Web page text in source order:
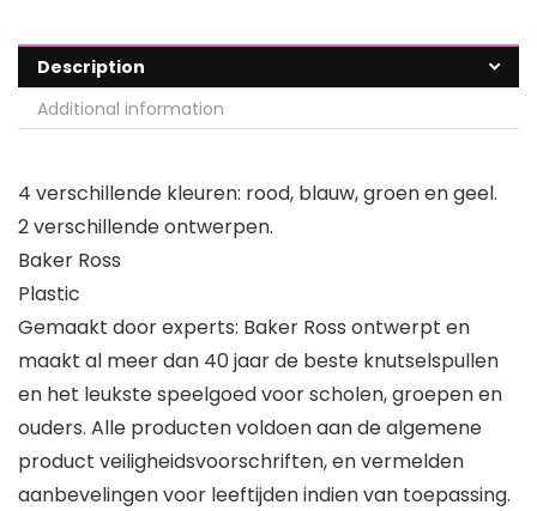
Description
Additional information
4 verschillende kleuren: rood, blauw, groen en geel.
2 verschillende ontwerpen.
Baker Ross
Plastic
Gemaakt door experts: Baker Ross ontwerpt en
maakt al meer dan 40 jaar de beste knutselspullen
en het leukste speelgoed voor scholen, groepen en
ouders. Alle producten voldoen aan de algemene
product veiligheidsvoorschriften, en vermelden
aanbevelingen voor leeftijden indien van toepassing.